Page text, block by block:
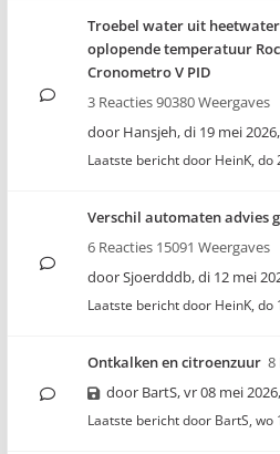
Troebel water uit
oplopende temperatuur
Cronometro V PID
3 Reacties 90380 Weergaves
door Hansjeh,di 19 mei
Laatste bericht door HeinK, do
Verschil automaten advies
6 Reacties 15091 Weergaves
doorSjoerdddb,di 12 mei
Laatste bericht door HeinK, do
Ontkalken en citroenzuur 8
door BartS,vr 08 mei
Laatste bericht door BartS, wo